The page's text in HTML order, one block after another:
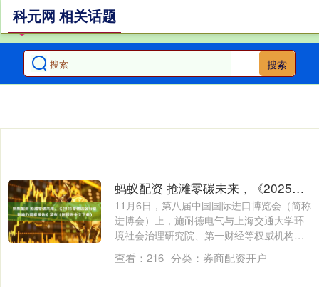
搜索
科元网 相关话题
蚂蚁配资 抢滩零碳未来，《2025零碳园区行业影响力洞察报告》发布（附报告全文下载）
11月6日，第八届中国国际进口博览会（简称
进博会）上，施耐德电气与上海交通大学环
境社会治理研究院、第一财经等权威机构联
合....
查看： 216 分类： 券商配资开户